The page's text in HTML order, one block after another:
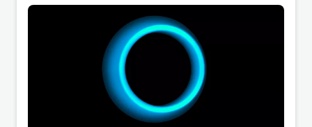
Umwandlungsvorgänge in der Form der Spaltung und
des Formwechsels unter Beteiligung deutscher
Rechtsträger geschaffen werden.
Grenzüberschreitende Reorganisationsvorgänge
werden damit maßgeblich erleichtert.